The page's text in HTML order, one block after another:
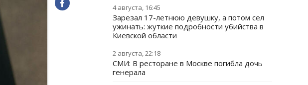
4 августа, 16:45
Зарезал 17-летнюю девушку, а потом сел
ужинать: жуткие подробности убийства в
Киевской области
2 августа, 22:18
СМИ: В ресторане в Москве погибла дочь
генерала